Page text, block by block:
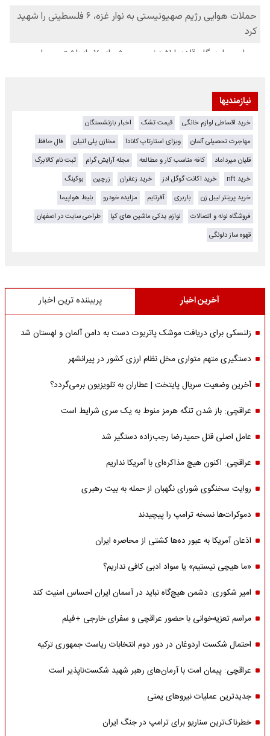
نیازمندیها
خرید اقساطی لوازم خانگی قیمت تشک
اخبار بازنشستگان
مهاجرت تحصیلی آلمان
ویزای استارتاپ کانادا مخازن پلی اتیلن
فال حافظ
قلیان میرداماد
کافه مناسب کار و مطالعه مجله آرایش گرام
ثبت نام کالابرگ
خرید nft
خرید اکانت گوگل ادز خرید زعفران زرچین
بوکینگ
خرید پرینتر لیبل زن
باربری آفرتایم مزایده خودرو
بلیط هواپیما
فروشگاه لوله و اتصالات
لوازم یدکی ماشین های کیا
طراحی سایت در اصفهان
قهوه ساز دلونگی
آخرین اخبار پربیننده ترین اخبار
زلنسکی برای دریافت موشک پاتریوت دست به دامن آلمان و لهستان شد
دستگیری متهم متواری مخل نظام ارزی کشور در پیرانشهر
آخرین وضعیت سریال پایتخت | عطاران به تلویزیون برمی‌گردد؟
عراقچی: باز شدن تنگه هرمز منوط به یک سری شرایط است
عامل اصلی قتل حمیدرضا رجب‌زاده دستگیر شد
عراقچی: اکنون هیچ مذاکره‌ای با آمریکا نداریم
روایت سخنگوی شورای نگهبان از حمله به بیت رهبری
دموکرات‌ها نسخه ترامپ را پیچیدند
اذعان آمریکا به عبور ده‌ها کشتی از محاصره ایران
«ما هیچی نیستیم» یا سواد ادبی کافی نداریم؟
امیر شکوری: دشمن هیچ‌گاه نباید در آسمان ایران احساس امنیت کند
مراسم تعزیه‌خوانی با حضور عراقچی و سفرای خارجی +فیلم
احتمال شکست اردوغان در دور دوم انتخابات ریاست جمهوری ترکیه
عراقچی: پیمان امت با آرمان‌های رهبر شهید شکست‌ناپذیر است
جدیدترین عملیات نیروهای یمنی
خطرناک‌ترین سناریو برای ترامپ در جنگ ایران